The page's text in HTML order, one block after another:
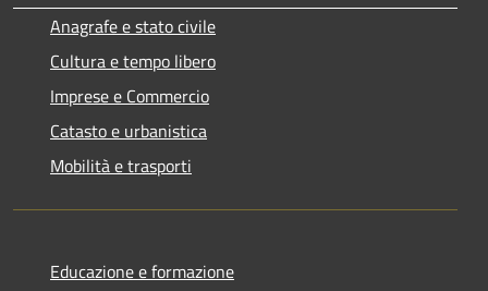
Anagrafe e stato civile
Cultura e tempo libero
Imprese e Commercio
Catasto e urbanistica
Mobilità e trasporti
Educazione e formazione